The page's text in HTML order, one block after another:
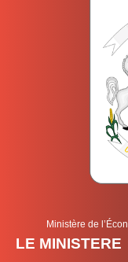
Ministère de
LE MINISTERE